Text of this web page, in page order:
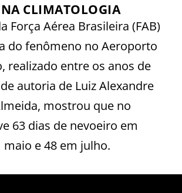
CLIMATOLOGIA
Força Aérea Brasileira (FAB)
do fenômeno no Aeroporto
realizado entre os anos de
autoria de Luiz Alexandre
mostrou que no
63 dias de nevoeiro em
maio e 48 em julho.